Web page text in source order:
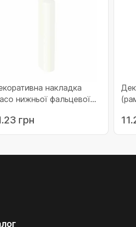
накладка
нижньої фальцевої
(43587)
грн